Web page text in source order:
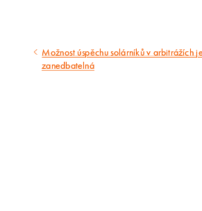
Předcházející
Možnost úspěchu solárníků v arbitrážích
zanedbatelná